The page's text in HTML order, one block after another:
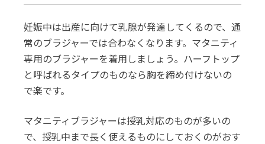
妊娠中は出産に向けて乳腺が発達してくるので、通
常のブラジャーでは合わなくなります。マタニティ
専用のブラジャーを着用しましょう。ハーフトップ
と呼ばれるタイプのものなら胸を締め付けないの
で楽です。
マタニティブラジャーは授乳対応のものが多いの
で、授乳中まで長く使えるものにしておくのがおす